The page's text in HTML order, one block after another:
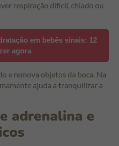
respiração difícil, chiado ou
em bebês sinais: 12
agora
e remova objetos da boca. Na
ajuda a tranquilizar a
adrenalina e